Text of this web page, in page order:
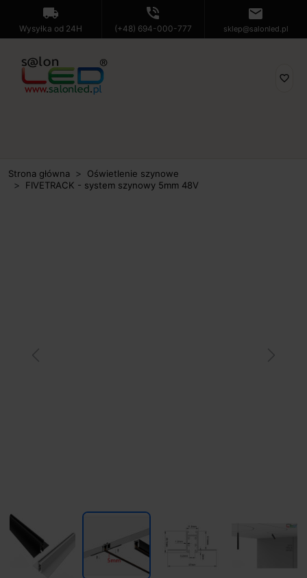
local_shipping
Wysyłka od 24H
phone_in_talk
(+48) 694-000-777
mail
sklep@salonled.pl
favorite_border
Strona główna
Oświetlenie szynowe
FIVETRACK - system szynowy 5mm 48V